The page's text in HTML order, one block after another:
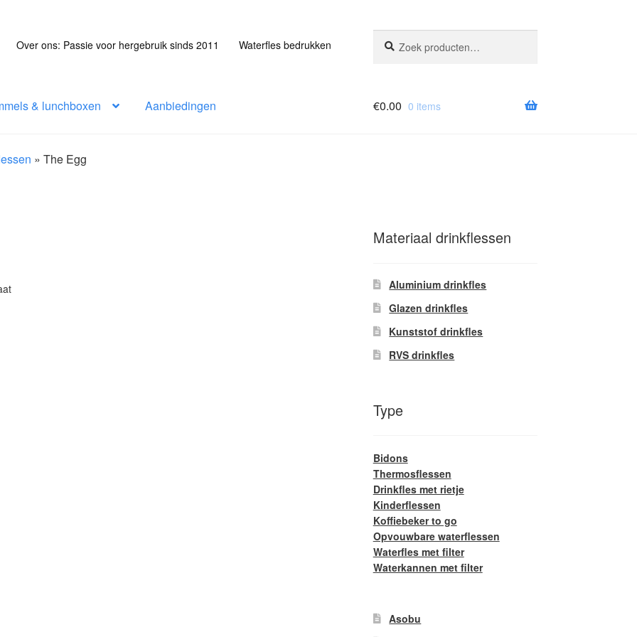
Over ons: Passie voor hergebruik sinds 2011 Waterfles bedrukken
naar:
& lunchboxen Aanbiedingen €0.00 0 items
»The Egg
Materiaal drinkflessen
Aluminium drinkfles
Glazen drinkfles
Kunststof drinkfles
RVS drinkfles
Type
Bidons
Thermosflessen
Drinkfles met rietje
Kinderflessen
Koffiebeker to go
Opvouwbare waterflessen
Waterfles met filter
Waterkannen met filter
Asobu